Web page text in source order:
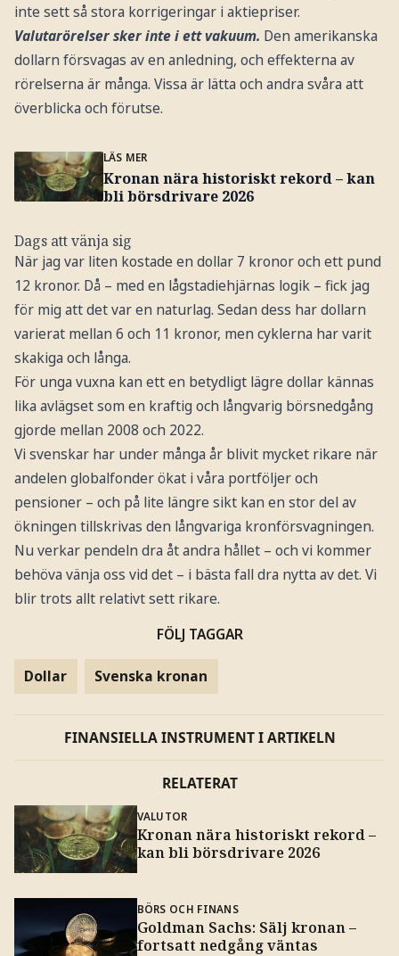
inte sett så stora korrigeringar i aktiepriser.
Valutarörelser sker inte i ett vakuum. Den amerikanska
dollarn försvagas av en anledning, och effekterna av
rörelserna är många. Vissa är lätta och andra svåra att
överblicka och förutse.
LÄS MER
Kronan nära historiskt rekord – kan
bli börsdrivare 2026
Dags att vänja sig
När jag var liten kostade en dollar 7 kronor och ett pund
12 kronor. Då – med en lågstadiehjärnas logik – fick jag
för mig att det var en naturlag. Sedan dess har dollarn
varierat mellan 6 och 11 kronor, men cyklerna har varit
skakiga och långa.
För unga vuxna kan ett en betydligt lägre dollar kännas
lika avlägset som en kraftig och långvarig börsnedgång
gjorde mellan 2008 och 2022.
Vi svenskar har under många år blivit mycket rikare när
andelen globalfonder ökat i våra portföljer och
pensioner – och på lite längre sikt kan en stor del av
ökningen tillskrivas den långvariga kronförsvagningen.
Nu verkar pendeln dra åt andra hållet – och vi kommer
behöva vänja oss vid det – i bästa fall dra nytta av det. Vi
blir trots allt relativt sett rikare.
FÖLJ TAGGAR
Dollar Svenska kronan
FINANSIELLA INSTRUMENT I ARTIKELN
RELATERAT
VALUTOR
Kronan nära historiskt rekord –
kan bli börsdrivare 2026
BÖRS OCH FINANS
Goldman Sachs: Sälj kronan –
fortsatt nedgång väntas